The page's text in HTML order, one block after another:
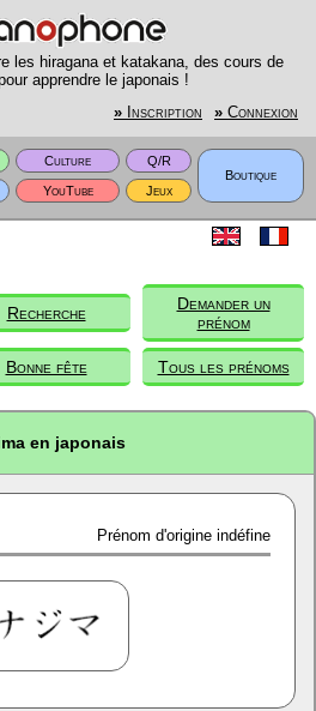
les hiragana et katakana, des cours de
apprendre le japonais !
» Inscription » Connexion
Culture
Q/R
Boutique
YouTube Jeux
Recherche
Demander un
prénom
Bonne fête Tous les prénoms
en japonais
Prénom d'origine indéfine